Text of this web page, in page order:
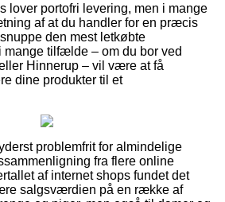
lover portofri levering, men i mange
af at du handler for en præcis
den mest letkøbte
mange tilfælde – om du bor ved
Hinnerup – vil være at få
dine produkter til et
problemfrit for almindelige
fra flere online
af internet shops fundet det
salgsværdien på en række af